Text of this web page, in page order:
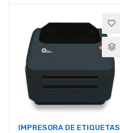
IMPRESORA DE ETIQUETAS